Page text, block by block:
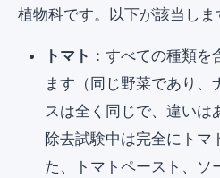
植物科です。以下が該当しま
トマト ：すべての種類を
ます（同じ野菜であり、
スは全く同じで、違いは
除去試験中は完全にトマ
た、トマトペースト、ソ